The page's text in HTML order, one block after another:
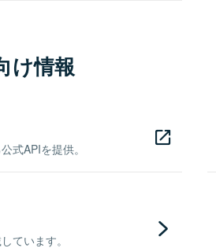
け情報
式APIを提供。
ています。